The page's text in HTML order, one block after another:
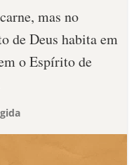
mas no
de Deus habita em
o Espírito de